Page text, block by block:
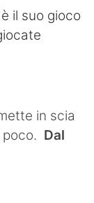
il suo gioco
in scia
Dal